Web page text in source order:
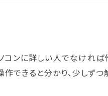
コンに詳しい人でなければ
作できると分かり、少しず